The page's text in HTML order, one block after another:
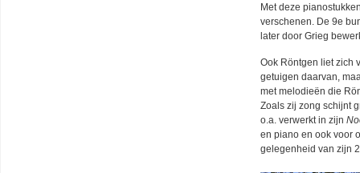
Met deze
verschenen. De 9e
later door Grieg
Ook Röntgen liet zich
getuigen daarvan,
met melodieën die
Zoals zij zong schijnt
o.a. verwerkt in zijn
en piano en ook voor
gelegenheid van zijn